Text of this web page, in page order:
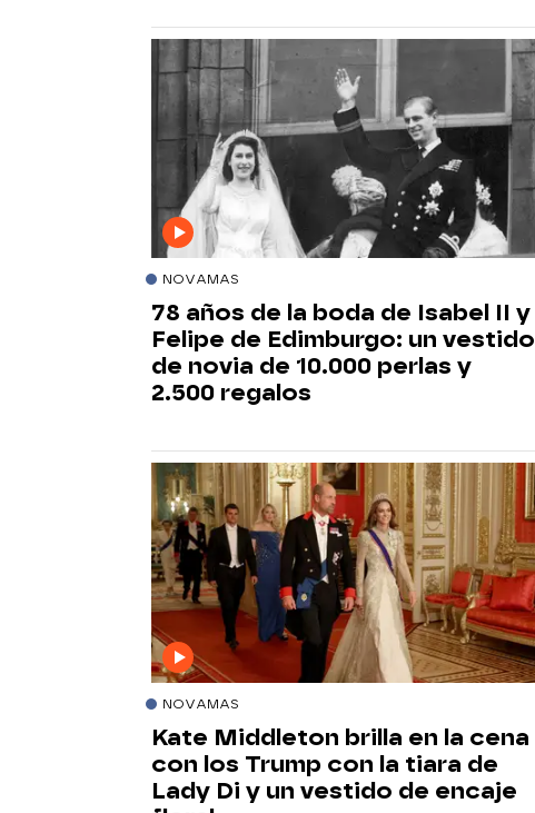
NOVAMAS
78 años de la boda de Isabel II y
Felipe de Edimburgo: un vestido
de novia de 10.000 perlas y
2.500 regalos
NOVAMAS
Kate Middleton brilla en la cena
con los Trump con la tiara de
Lady Di y un vestido de encaje